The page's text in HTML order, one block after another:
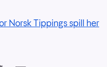
Norsk Tippings spill her